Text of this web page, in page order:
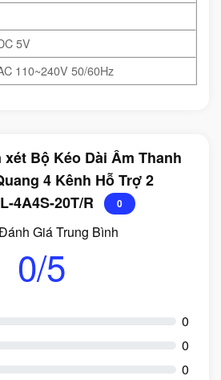
5V
110~240V 50/60Hz
Bộ Kéo Dài Âm Thanh
4 Kênh Hỗ Trợ 2
4A4S-20T/R
0
Giá Trung Bình
0/5
0
0
0